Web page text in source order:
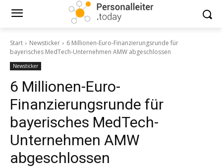
Start Newsticker
6 Millionen-Euro-Finanzierungsrunde für
bayerisches MedTech-Unternehmen AMW abgeschlossen
Newsticker
6 Millionen-Euro-
Finanzierungsrunde für
bayerisches MedTech-
Unternehmen AMW
abgeschlossen